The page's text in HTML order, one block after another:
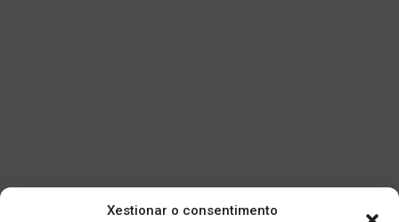
Xestionar o consentimento